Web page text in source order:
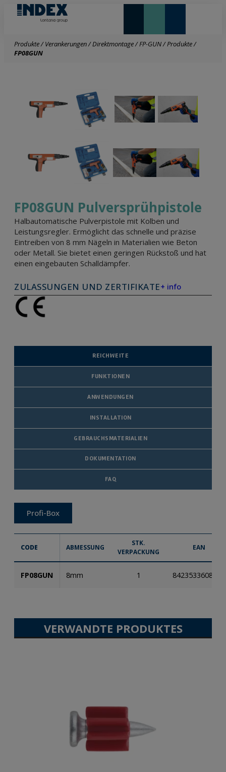
Produkte/Verankerungen/Direktmontage/FP-GUN/Produkte/
FP08GUN
FP08GUN Pulversprühpistole
Halbautomatische Pulverpistole mit Kolben und
Leistungsregler. Ermöglicht das schnelle und präzise
Eintreiben von 8 mm Nägeln in Materialien wie Beton
oder Metall. Sie bietet einen geringen Rückstoß und hat
einen eingebauten Schalldämpfer.
ZULASSUNGEN UND ZERTIFIKATE+ info
REICHWEITE
FUNKTIONEN
ANWENDUNGEN
INSTALLATION
GEBRAUCHSMATERIALIEN
DOKUMENTATION
FAQ
Profi-Box
CODE ABMESSUNG
STK.
VERPACKUNG
EAN
FP08GUN 8mm 1 8423533608833
VERWANDTE PRODUKTES